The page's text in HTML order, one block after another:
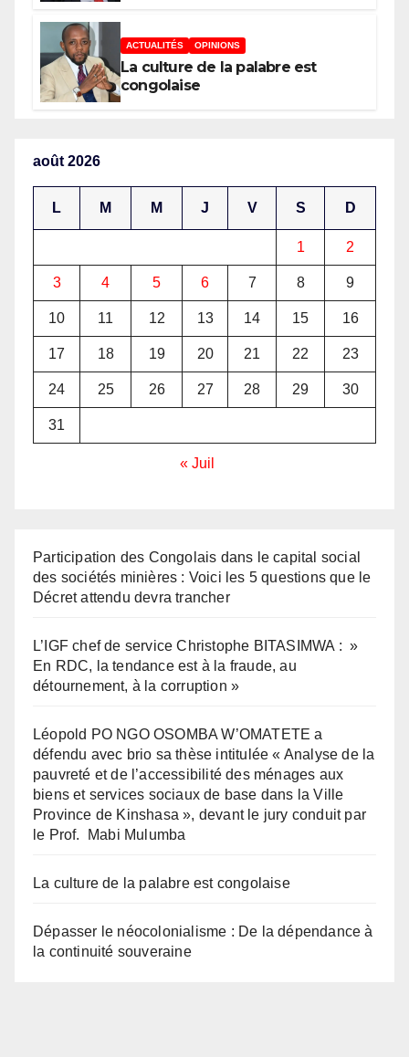
ménages aux biens et services
sociaux de base dans la Ville
Province de Kinshasa », devant
le jury conduit par le Prof. Mabi
ACTUALITÉS OPINIONS
La culture de la palabre est
congolaise
août 2026
L M M J V S D
1 2
3 4 5 6 7 8 9
10 11 12 13 14 15 16
17 18 19 20 21 22 23
24 25 26 27 28 29 30
31
« Juil
Participation des Congolais dans le capital social
des sociétés minières : Voici les 5 questions que le
Décret attendu devra trancher
L’IGF chef de service Christophe BITASIMWA : »
En RDC, la tendance est à la fraude, au
détournement, à la corruption »
Léopold PO NGO OSOMBA W’OMATETE a
défendu avec brio sa thèse intitulée « Analyse de la
pauvreté et de l’accessibilité des ménages aux
biens et services sociaux de base dans la Ville
Province de Kinshasa », devant le jury conduit par
le Prof. Mabi Mulumba
La culture de la palabre est congolaise
Dépasser le néocolonialisme : De la dépendance à
la continuité souveraine